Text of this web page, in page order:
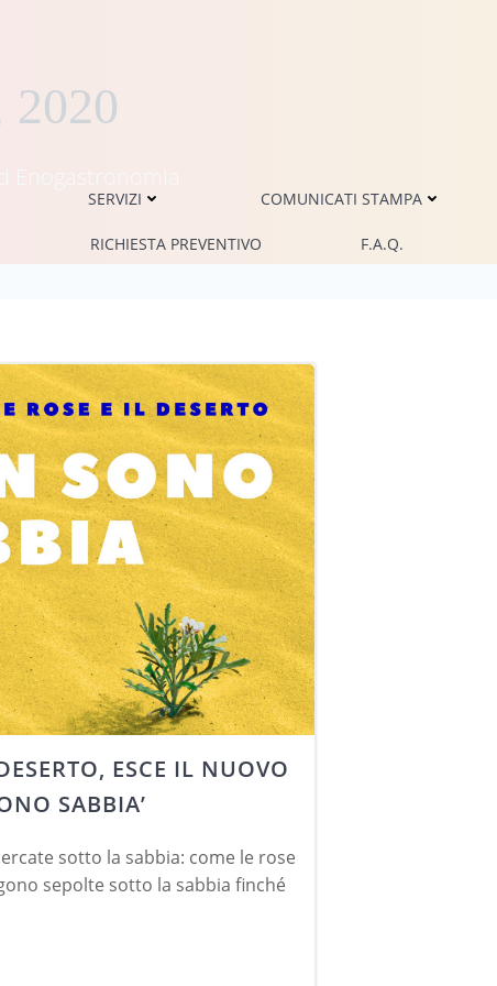
SERVIZI COMUNICATI STAMPA
RICHIESTA PREVENTIVO F.A.Q.
2020
ESCE IL NUOVO
SABBIA’
sotto la sabbia: come le rose
sepolte sotto la sabbia finché